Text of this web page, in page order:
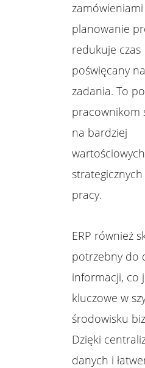
zamówieniami
planowanie
redukuje czas
poświęcany
zadania. To
pracownikom
na bardziej
pracy.
ERP również
potrzebny do
informacji, co
kluczowe w
środowisku
Dzięki
danych i